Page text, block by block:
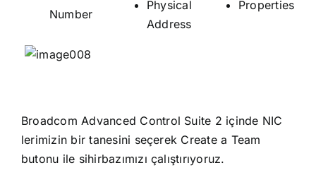
Number
Physical
Address
Properties
Broadcom Advanced Control Suite 2 içinde NIC
lerimizin bir tanesini seçerek Create a Team
butonu ile sihirbazımızı çalıştırıyoruz.